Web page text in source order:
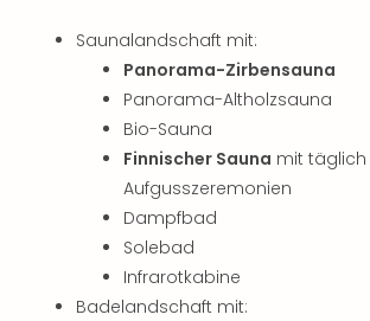
Saunalandschaft mit:
Panorama-Zirbensauna
Panorama-Altholzsauna
Bio-Sauna
Finnischer Sauna mit
Aufgusszeremonien
Dampfbad
Solebad
Infrarotkabine
Badelandschaft mit: